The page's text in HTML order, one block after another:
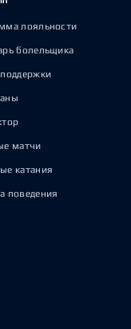
лояльности
болельщика
матчи
катания
поведения